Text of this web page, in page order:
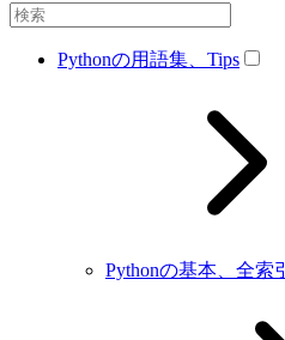
Pythonの用語集、Tips
Pythonの基本、全索引